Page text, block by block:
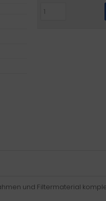
und Filtermaterial